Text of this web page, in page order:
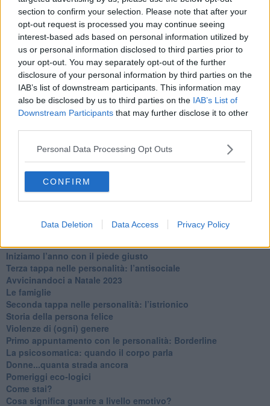
section to confirm your selection. Please note that after your
opt-out request is processed you may continue seeing
interest-based ads based on personal information utilized by
us or personal information disclosed to third parties prior to
your opt-out. You may separately opt-out of the further
disclosure of your personal information by third parties on the
IAB’s list of downstream participants. This information may
also be disclosed by us to third parties on the IAB’s List of
Downstream Participants that may further disclose it to other
Personal Data Processing Opt Outs
CONFIRM
Data Deletion Data Access Privacy Policy
​Il passato, questo conosciuto!
​Clima ballerino e sbalzi d’umore
La maternità
​L’uomo o l’orso?
Non hanno un amico a teatro​
​Tutta una questione di rispetto
​Cose che ci esauriscono
​Vespa che passione!
​Lasciate ai vostri figli il diritto di piangere
​Essere genitori di un adolescente
​Saper pazientare
​Giornata del Fiocchetto Lilla
​Venerdì emozionalmente sostenibile
Ma ti ascolti?
Contornati di persone che…
Che cos’è la dipendenza affettiva?
Quarta tappa nelle personalità: il narcisista
​Iniziamo l’anno con il piede giusto
​Terza tappa nelle personalità: l’antisociale
​Avvicinandoci a Natale 2023
Le famiglie
Seconda tappa nelle personalità: l’istrionico
​Storia della persona felice
Violenze di (ogni) genere
​Primo appuntamento con le personalità: Borderline
La psicosomatica: quando il corpo parla
Donne...quanta strada ancora
​Pomeriggi eco-logici
​Come stai?
Cosa significa guarire a livello emotivo?